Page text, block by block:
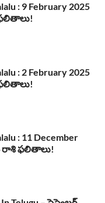
: 9 February 2025
: 2 February 2025
: 11 December
రాశి ఫలితాలు!